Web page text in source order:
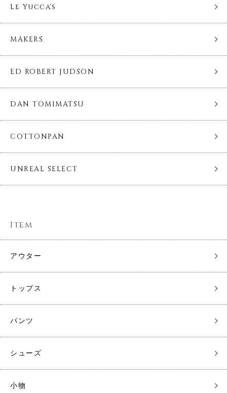
Le Yucca's
MAKERS
ED ROBERT JUDSON
DAN TOMIMATSU
COTTONPAN
UNREAL SELECT
Item
アウター
トップス
パンツ
シューズ
小物